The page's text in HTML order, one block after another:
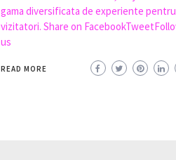
gama diversificata de experiente pentru
vizitatori. Share on
us
READ MORE